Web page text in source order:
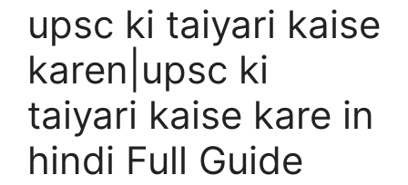
upsc ki taiyari kaise
karen|upsc ki
taiyari kaise kare in
hindi Full Guide